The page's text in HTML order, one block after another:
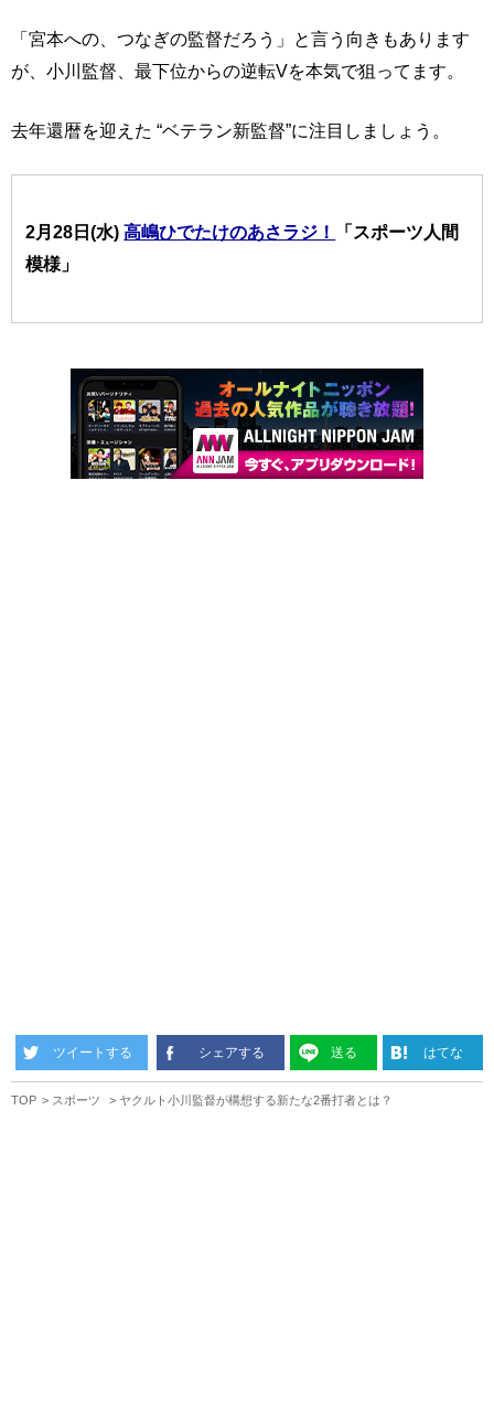
「宮本への、つなぎの監督だろう」と言う向きもあります
が、小川監督、最下位からの逆転Vを本気で狙ってます。
去年還暦を迎えた “ベテラン新監督”に注目しましょう。
2月28日(水)高嶋ひでたけのあさラジ！
「スポーツ人間
模様」
ツイートする シェアする 送る はてな
TOP スポーツ ヤクルト小川監督が構想する新たな2番打者とは？